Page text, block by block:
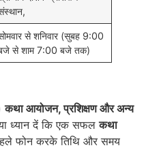
से शनिवार (सुबह 9:00
से शाम 7:00 बजे तक)
कथा आयोजन, प्रशिक्षण और अन्य
ध्यान दें कि एक सफलकथा
फोन करके तिथि और समय